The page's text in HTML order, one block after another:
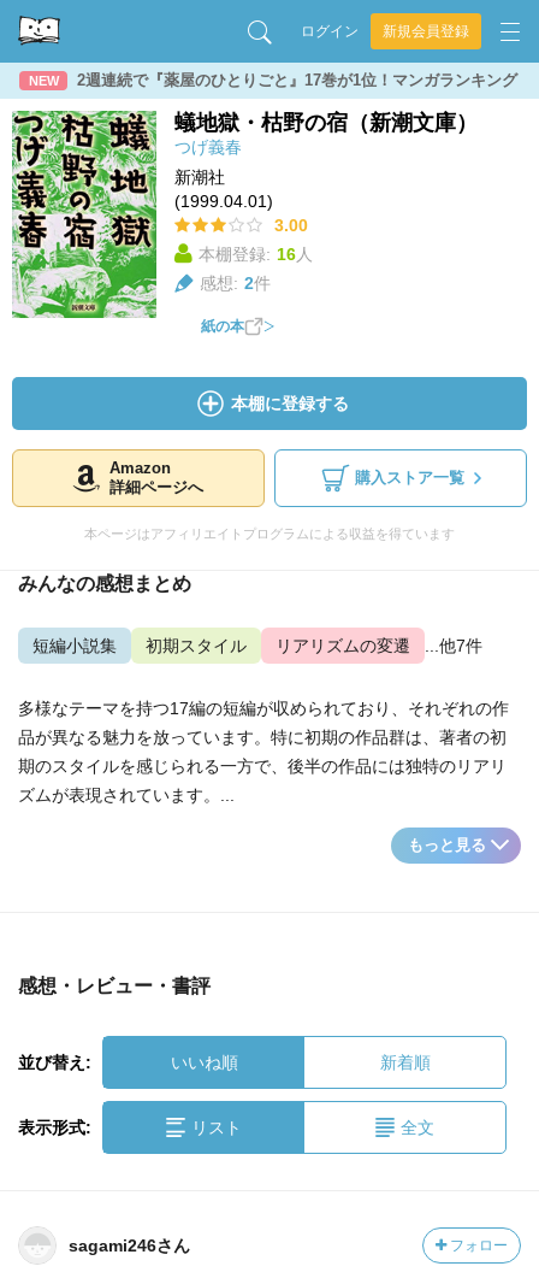
ログイン 新規会員登録
NEW 2週連続で『薬屋のひとりごと』17巻が1位！マンガランキング
蟻地獄・枯野の宿（新潮文庫）
つげ義春
新潮社
(1999.04.01)
3.00
本棚登録: 16人
感想: 2件
紙の本
本棚に登録する
Amazon
詳細ページへ
購入ストア一覧
本ページはアフィリエイトプログラムによる収益を得ています
みんなの感想まとめ
短編小説集 初期スタイル リアリズムの変遷 ...他7件
多様なテーマを持つ17編の短編が収められており、それぞれの作
品が異なる魅力を放っています。特に初期の作品群は、著者の初
期のスタイルを感じられる一方で、後半の作品には独特のリアリ
ズムが表現されています。...
もっと見る
感想・レビュー・書評
並び替え: いいね順 新着順
表示形式: リスト 全文
sagami246さん フォロー